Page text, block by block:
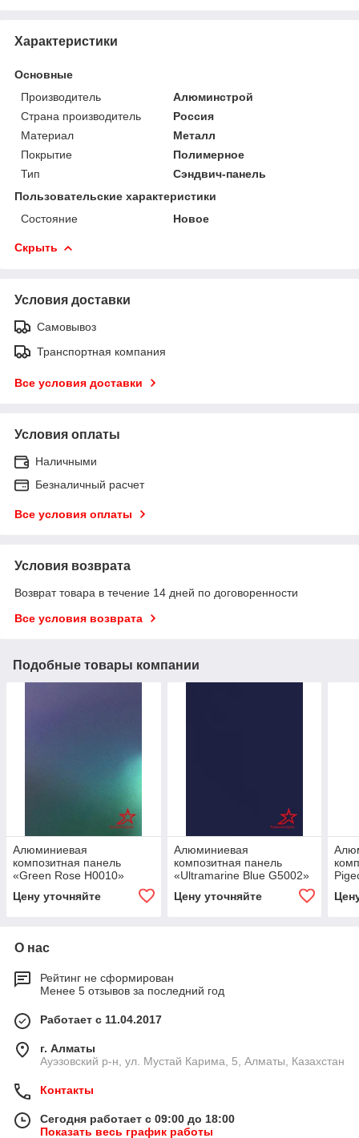
Характеристики
Основные
Производитель
Алюминстрой
Страна производитель
Россия
Материал
Металл
Покрытие
Полимерное
Тип
Сэндвич-панель
Пользовательские характеристики
Состояние
Новое
Скрыть
Условия доставки
Самовывоз
Транспортная компания
Все условия доставки
Условия оплаты
Наличными
Безналичный расчет
Все условия оплаты
Условия возврата
Возврат товара в течение 14 дней по договоренности
Все условия возврата
Подобные товары компании
Алюминиевая
композитная панель
«Green Rose H0010»
Цену уточняйте
Алюминиевая
композитная панель
«Ultramarine Blue G5002»
Цену уточняйте
О нас
Рейтинг не сформирован
Менее 5 отзывов за последний год
Работает с 11.04.2017
г. Алматы
​Ауэзовский р-н, ул. Мустай Карима, 5, Алматы, Казахстан
Контакты
Сегодня работает с 09:00 до 18:00
Показать весь график работы